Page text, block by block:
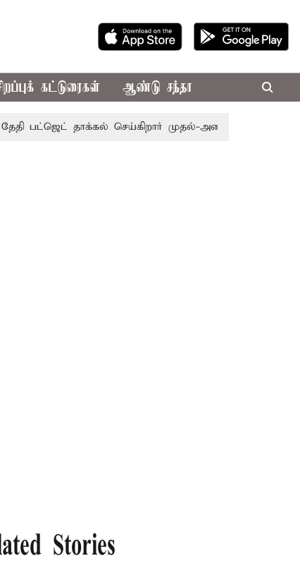
கட்டுரைகள் ஆண்டு சந்தா
தாக்கல் செய்கிறார் முதல்-அமைச்சர் ரங்கசாமி
Stories